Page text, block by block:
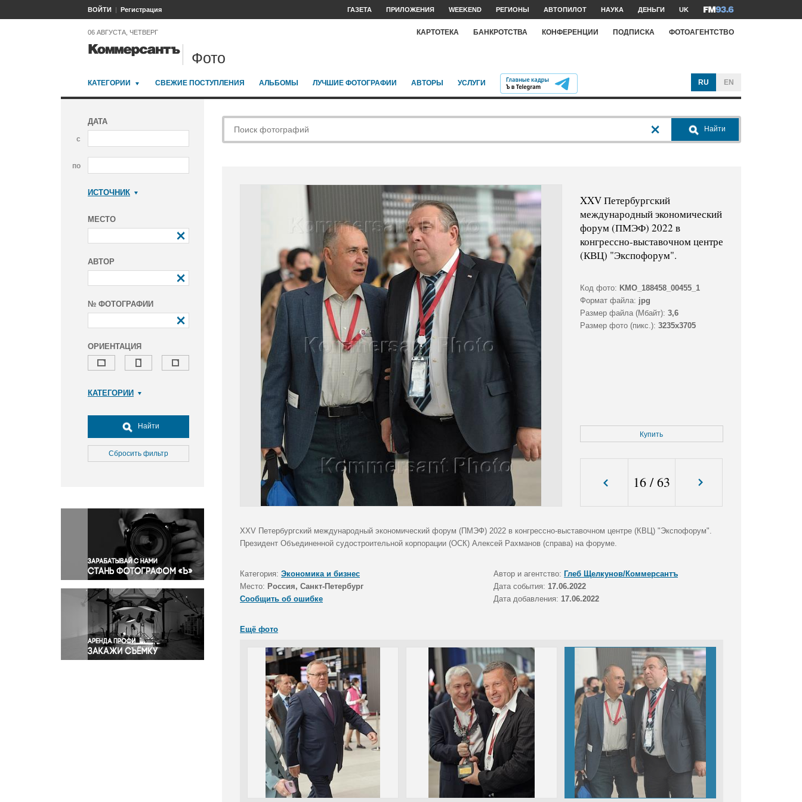
ВОЙТИ Регистрация ГАЗЕТА ПРИЛОЖЕНИЯ WEEKEND РЕГИОНЫ АВТОПИЛОТ НАУКА ДЕНЬГИ UK
06 АВГУСТА, ЧЕТВЕРГ КАРТОТЕКА БАНКРОТСТВА КОНФЕРЕНЦИИ ПОДПИСКА ФОТОАГЕНТСТВО
Фото
КАТЕГОРИИ СВЕЖИЕ ПОСТУПЛЕНИЯ АЛЬБОМЫ ЛУЧШИЕ ФОТОГРАФИИ АВТОРЫ УСЛУГИ RU EN
ДАТА
с
по
ИСТОЧНИК
МЕСТО
АВТОР
№ ФОТОГРАФИИ
ОРИЕНТАЦИЯ
КАТЕГОРИИ
Досуг, туризм и отдых
Культура
Медицина
Окружающая среда
Политика
Правосудие
Происшествия и конфликты
Религия
Светская жизнь
Спорт
Экология
Экономика и бизнес
Найти
Сбросить фильтр
Найти
XXV Петербургский
международный экономический
форум (ПМЭФ) 2022 в
конгрессно-выставочном центре
(КВЦ) "Экспофорум".
Код фото: KMO_188458_00455_1
Формат файла: jpg
Размер файла (Мбайт): 3,6
Размер фото (пикс.): 3235x3705
Купить
16/63
XXV Петербургский международный экономический форум (ПМЭФ) 2022 в конгрессно-выставочном центре (КВЦ) "Экспофорум".
Президент Объединенной судостроительной корпорации (ОСК) Алексей Рахманов (справа) на форуме.
Категория: Экономика и бизнес Автор и агентство: Глеб Щелкунов/Коммерсантъ
Место: Россия, Санкт-Петербург Дата события: 17.06.2022
Сообщить об ошибке
Дата добавления: 17.06.2022
Ещё фото